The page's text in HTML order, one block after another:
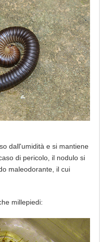
dall'umidità e si mantiene
di pericolo, il nodulo si
maleodorante, il cui
millepiedi: